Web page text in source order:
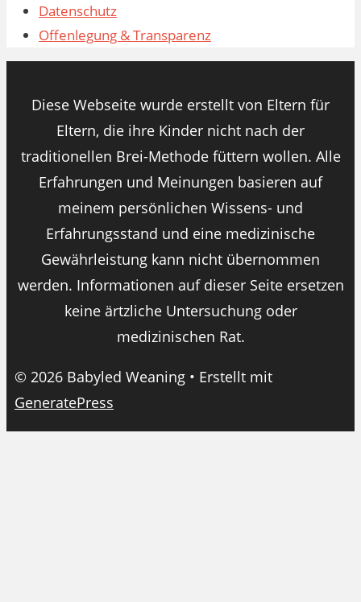
Datenschutz
Offenlegung & Transparenz
Diese Webseite wurde erstellt von Eltern für
Eltern, die ihre Kinder nicht nach der
traditionellen Brei-Methode füttern wollen. Alle
Erfahrungen und Meinungen basieren auf
meinem persönlichen Wissens- und
Erfahrungsstand und eine medizinische
Gewährleistung kann nicht übernommen
werden. Informationen auf dieser Seite ersetzen
keine ärtzliche Untersuchung oder
medizinischen Rat.
© 2026 Babyled Weaning • Erstellt mit
GeneratePress